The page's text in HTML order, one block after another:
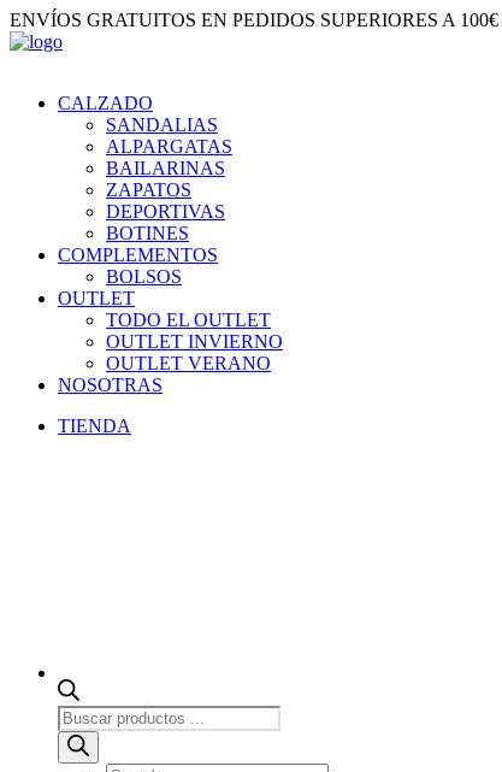
ENVÍOS GRATUITOS EN PEDIDOS SUPERIORES A
CALZADO
SANDALIAS
ALPARGATAS
BAILARINAS
ZAPATOS
DEPORTIVAS
BOTINES
COMPLEMENTOS
BOLSOS
OUTLET
TODO EL OUTLET
OUTLET INVIERNO
OUTLET VERANO
NOSOTRAS
TIENDA
Búsqueda
de
productos